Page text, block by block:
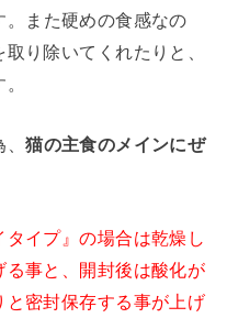
。また硬めの食感なの
り除いてくれたりと、
、猫の主食のメインにぜ
イプ』の場合は乾燥し
事と、開封後は酸化が
密封保存する事が上げ